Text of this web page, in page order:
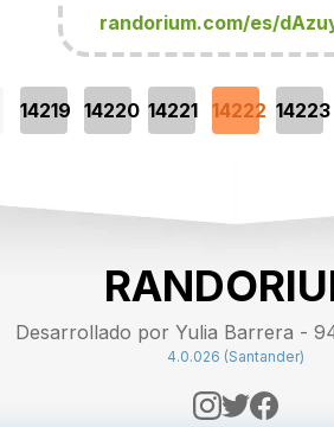
randorium.com/es/
14219 14220 14221 14222 14223
Desarrollado por Yulia Barrera -
4.0.026 (Santander)